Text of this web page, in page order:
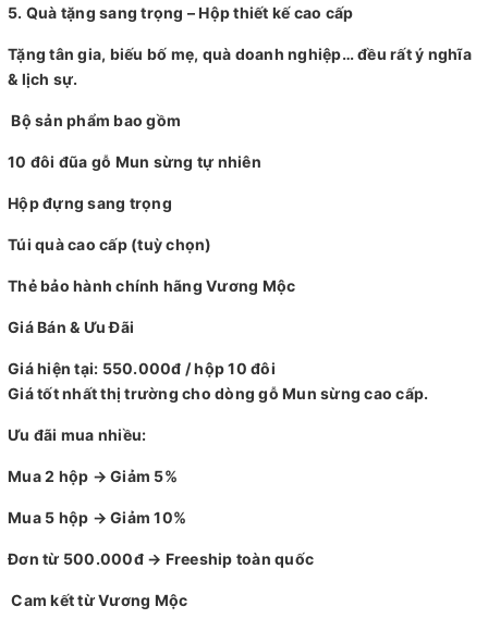
5. Quà tặng sang trọng – Hộp thiết kế cao cấp
Tặng tân gia, biếu bố mẹ, quà doanh nghiệp… đều rất ý nghĩa
& lịch sự.
Bộ sản phẩm bao gồm
10 đôi đũa gỗ Mun sừng tự nhiên
Hộp đựng sang trọng
Túi quà cao cấp (tuỳ chọn)
Thẻ bảo hành chính hãng Vương Mộc
Giá Bán & Ưu Đãi
Giá hiện tại: 550.000đ / hộp 10 đôi
Giá tốt nhất thị trường cho dòng gỗ Mun sừng cao cấp.
Ưu đãi mua nhiều:
Mua 2 hộp → Giảm 5%
Mua 5 hộp → Giảm 10%
Đơn từ 500.000đ → Freeship toàn quốc
Cam kết từ Vương Mộc